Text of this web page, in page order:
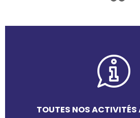
TOUTES NOS ACTIVITÉS